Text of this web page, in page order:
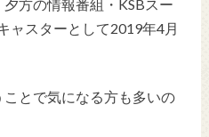
方の情報番組・KSBスー
ャスターとして2019年4月
とで気になる方も多いの